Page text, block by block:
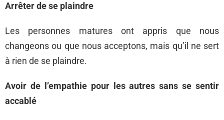
Arrêter de se plaindre
Les personnes matures ont appris que nous
changeons ou que nous acceptons, mais qu’il ne sert
à rien de se plaindre.
Avoir de l’empathie pour les autres sans se sentir
accablé